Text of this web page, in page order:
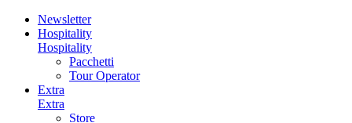
Newsletter
Hospitality
Hospitality
Pacchetti
Tour Operator
Extra
Extra
Store